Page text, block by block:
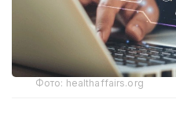
Фото: healthaffairs.org